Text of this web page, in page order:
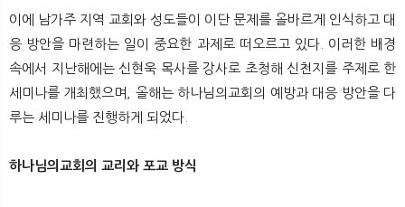
이에 남가주 지역 교회와 성도들이 이단 문제를 올바르게 인식하고 대
응 방안을 마련하는 일이 중요한 과제로 떠오르고 있다. 이러한 배경
속에서 지난해에는 신현욱 목사를 강사로 초청해 신천지를 주제로 한
세미나를 개최했으며, 올해는 하나님의교회의 예방과 대응 방안을 다
루는 세미나를 진행하게 되었다.
하나님의교회의 교리와 포교 방식